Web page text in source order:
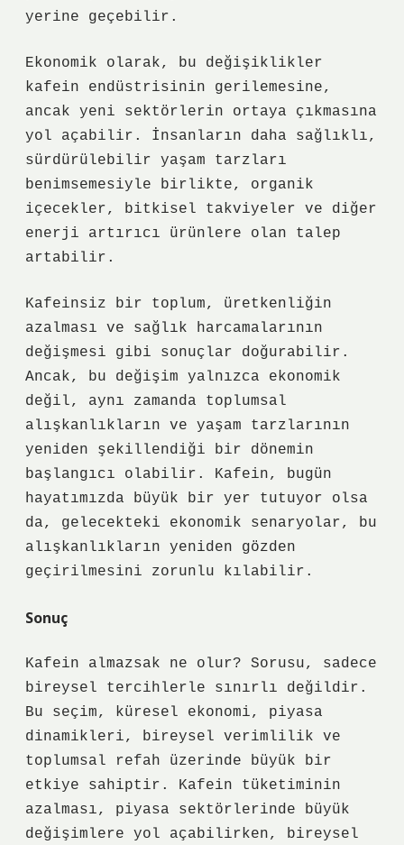
yerine geçebilir.
Ekonomik olarak, bu değişiklikler
kafein endüstrisinin gerilemesine,
ancak yeni sektörlerin ortaya çıkmasına
yol açabilir. İnsanların daha sağlıklı,
sürdürülebilir yaşam tarzları
benimsemesiyle birlikte, organik
içecekler, bitkisel takviyeler ve diğer
enerji artırıcı ürünlere olan talep
artabilir.
Kafeinsiz bir toplum, üretkenliğin
azalması ve sağlık harcamalarının
değişmesi gibi sonuçlar doğurabilir.
Ancak, bu değişim yalnızca ekonomik
değil, aynı zamanda toplumsal
alışkanlıkların ve yaşam tarzlarının
yeniden şekillendiği bir dönemin
başlangıcı olabilir. Kafein, bugün
hayatımızda büyük bir yer tutuyor olsa
da, gelecekteki ekonomik senaryolar, bu
alışkanlıkların yeniden gözden
geçirilmesini zorunlu kılabilir.
Sonuç
Kafein almazsak ne olur? Sorusu, sadece
bireysel tercihlerle sınırlı değildir.
Bu seçim, küresel ekonomi, piyasa
dinamikleri, bireysel verimlilik ve
toplumsal refah üzerinde büyük bir
etkiye sahiptir. Kafein tüketiminin
azalması, piyasa sektörlerinde büyük
değişimlere yol açabilirken, bireysel